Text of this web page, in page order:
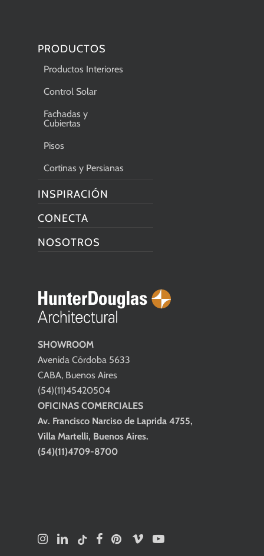
SHOWROOM
Avenida Córdoba 5633
CABA, Buenos Aires
(54)(11)45420504
OFICINAS COMERCIALES
Av. Francisco Narciso de Laprida 4755,
Villa Martelli, Buenos Aires.
(54)(11)4709-8700
PRODUCTOS
Productos Interiores
Control Solar
Fachadas y
Cubiertas
Pisos
Cortinas y Persianas
INSPIRACIÓN
CONECTA
NOSOTROS